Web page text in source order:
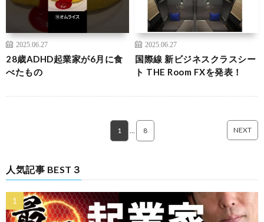
2025.06.27
28歳ADHD起業家が6月に食
べたもの
2025.06.27
国際線 新ビジネスクラスシー
ト THE Room FXを発表！
1 8 NEXT
人気記事 BEST３